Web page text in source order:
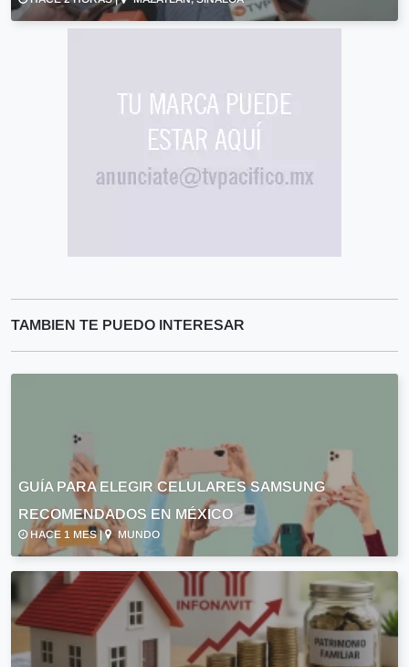
TAMBIEN TE PUEDO INTERESAR
GUÍA PARA ELEGIR CELULARES SAMSUNG
RECOMENDADOS EN MÉXICO
HACE 1 MES | MUNDO